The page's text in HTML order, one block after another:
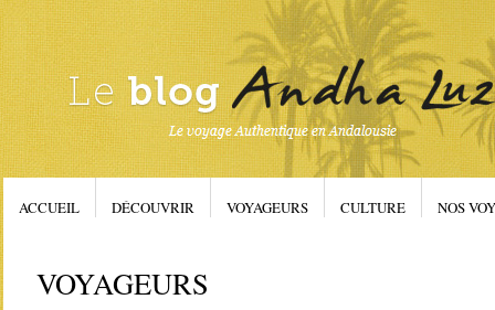
ACCUEIL DÉCOUVRIR VOYAGEURS CULTURE NOS
VOYAGEURS